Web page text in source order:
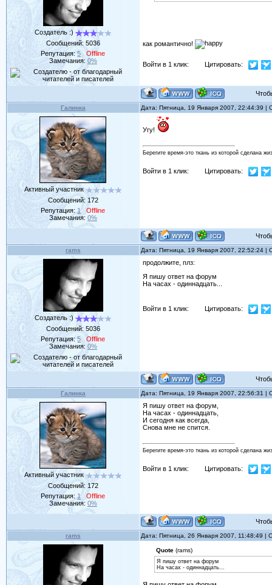
Создатель :)
Сообщений: 5036
Репутация:5
Offline
Замечания: 0%
как романтично!
Войти в 1 клик: Цитировать:
Галинка Дата: Пятница, 19 Января 2007, 22:44:39 |
Активный участник
Сообщений: 172
Репутация: 1
Offline
Замечания: 0%
Угу!
Берегите время-это ткань из которой сделана
Войти в 1 клик: Цитировать:
rams Дата: Пятница, 19 Января 2007, 22:52:24 |
Создатель :)
Сообщений: 5036
Репутация:5
Offline
Замечания: 0%
продолжите, плз:
Я пишу ответ на форум
На часах - одиннадцать...
Войти в 1 клик: Цитировать:
Галинка Дата: Пятница, 19 Января 2007, 22:56:31 |
Активный участник
Сообщений: 172
Репутация: 1
Offline
Замечания: 0%
Я пишу ответ на форум,
На часах - одиннадцать,
И сегодня как всегда,
Снова мне не спится.
Берегите время-это ткань из которой сделана
Войти в 1 клик: Цитировать:
rams Дата: Пятница, 26 Января 2007, 11:48:49 |
Quote(rams)
Я пишу ответ на форум
На часах - одиннадцать...